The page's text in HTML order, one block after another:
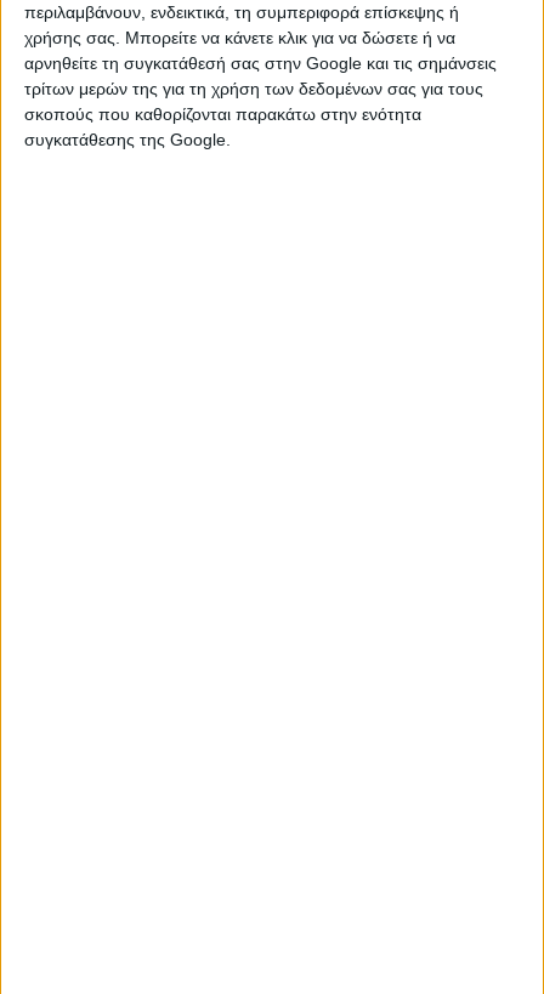
περιλαμβάνουν, ενδεικτικά, τη συμπεριφορά επίσκεψης ή
χρήσης σας. Μπορείτε να κάνετε κλικ για να δώσετε ή να
αρνηθείτε τη συγκατάθεσή σας στην Google και τις σημάνσεις
τρίτων μερών της για τη χρήση των δεδομένων σας για τους
σκοπούς που καθορίζονται παρακάτω στην ενότητα
συγκατάθεσης της Google.
ΚΑΤΗΓΟΡΙΕΣ
ΕΡΓΑΛΕΙΑ
Αναδευτήρες